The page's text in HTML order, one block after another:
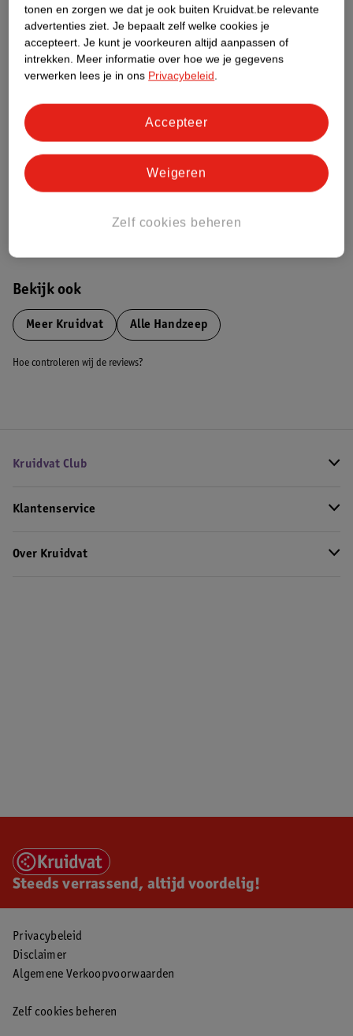
Nature Impact Score
Rood (-) = hoge impact op het milieu.
Groen (+) = lage impact op het milieu.
gemiddelden.
Nature Impact Score: 63%
Gemiddelde voor Producten voor Lichaamsreiniging: 49%
Hogere score betekent lagere impact
Bestel & Bezorginformatie
Bekijk ook
Meer Kruidvat Alle Handzeep
Hoe controleren wij de reviews?
Kruidvat Club
Klantenservice
Over Kruidvat
Steeds verrassend, altijd voordelig!
Privacybeleid
Disclaimer
Algemene Verkoopvoorwaarden
Zelf cookies beheren
tonen en zorgen we dat je ook buiten Kruidvat.be relevante
advertenties ziet. Je bepaalt zelf welke cookies je
accepteert. Je kunt je voorkeuren altijd aanpassen of
intrekken. Meer informatie over hoe we je gegevens
verwerken lees je in ons Privacybeleid.
Zelf cookies beheren
Weigeren
Accepteer